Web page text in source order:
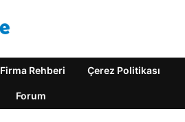
Firma Rehberi Çerez Politikası
Forum